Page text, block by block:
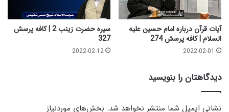
آیات قرآن درباره امام حسین علیه
السلام | کافه پرسش 274
2022-02-01
سیره حضرت زینب 2 | کافه پرسش
327
2022-02-12
دیدگاهتان را بنویسید
نشانی ایمیل شما منتشر نخواهد شد. بخش‌های موردنیاز